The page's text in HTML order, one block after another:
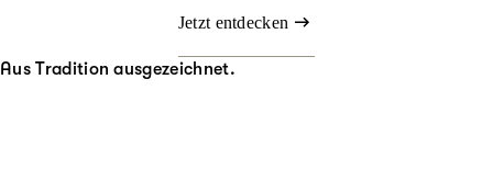
Jetzt entdecken
Aus Tradition ausgezeichnet.